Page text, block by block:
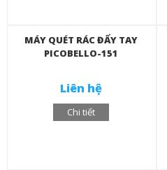
MÁY QUÉT RÁC ĐẨY TAY
PICOBELLO-151
Liên hệ
Chi tiết